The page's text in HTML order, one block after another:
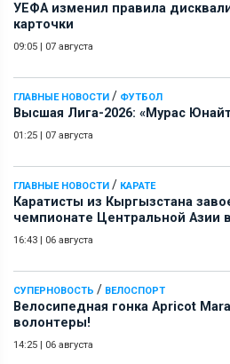
УЕФА изменил правила
карточки
09:05 07 августа
ГЛАВНЫЕ НОВОСТИ / ФУТБОЛ
Высшая Лига-2026: «Мурас
01:25 07 августа
ГЛАВНЫЕ НОВОСТИ / КАРАТЕ
Каратисты из Кыргызстана
чемпионате Центральной Азии
16:43 06 августа
СУПЕРНОВОСТЬ / ВЕЛОСПОРТ
Велосипедная гонка Apricot
волонтеры!
14:25 06 августа